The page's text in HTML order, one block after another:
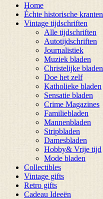
Home
Échte historische kranten
Vintage tijdschriften
Alle tijdschriften
Autotijdschriften
Journalistiek
Muziek bladen
Christelijke bladen
Doe het zelf
Katholieke bladen
Sensatie bladen
Crime Magazines
Familiebladen
Mannenbladen
Stripbladen
Damesbladen
Hobby& Vrije tijd
Mode bladen
Collectibles
Vintage gifts
Retro gifts
Cadeau Ideeën